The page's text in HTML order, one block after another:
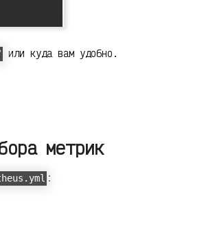
или куда вам удобно.
метрик
: